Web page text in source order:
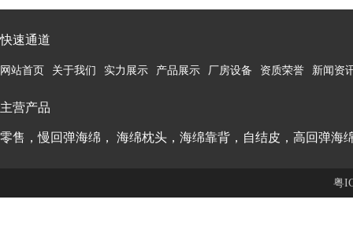
快速通道
网站首页 关于我们 实力展示 产品展示 厂房设备 资质荣誉 新闻资
主营产品
零售，慢回弹海绵， 海绵枕头，海绵靠背，自结皮，高回弹海
粤